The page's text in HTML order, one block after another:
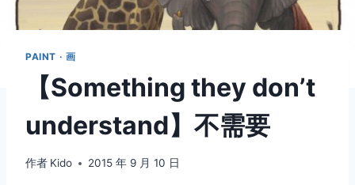
PAINT · 画
【Something they don’t
understand】不需要
作者 Kido 2015 年 9 月 10 日